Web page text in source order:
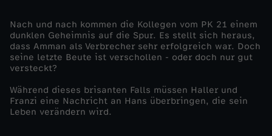
L
e
t
Nach und nach kommen die Kollegen vom PK 21 einem
dunklen Geheimnis auf die Spur. Es stellt sich heraus,
dass Amman als Verbrecher sehr erfolgreich war. Doch
seine letzte Beute ist verschollen - oder doch nur gut
versteckt?
Während dieses brisanten Falls müssen Haller und
Franzi eine Nachricht an Hans überbringen, die sein
Leben verändern wird.